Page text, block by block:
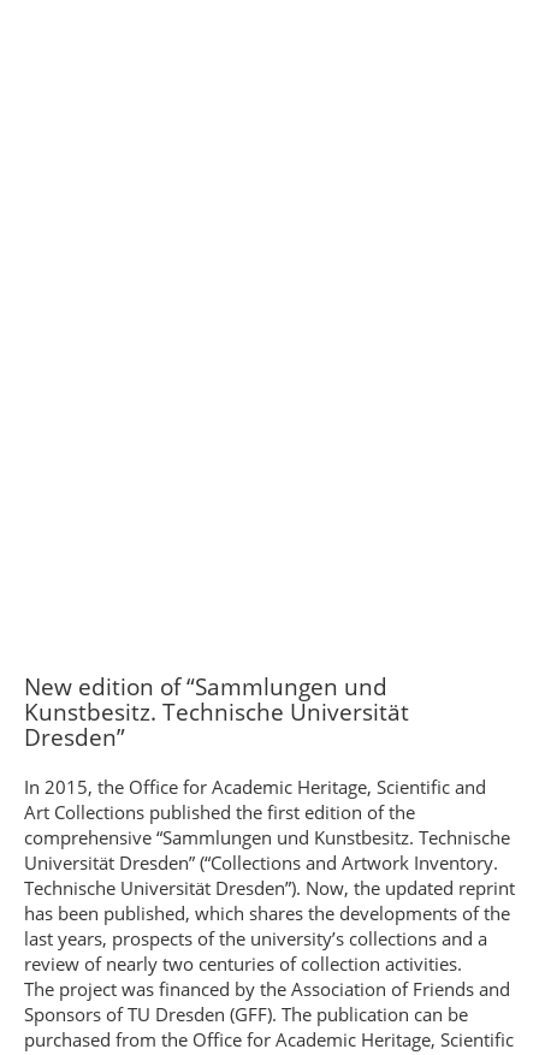
New edition of “Sammlungen und
Kunstbesitz. Technische Universität
Dresden”
In 2015, the Office for Academic Heritage, Scientific and
Art Collections published the first edition of the
comprehensive “Sammlungen und Kunstbesitz. Technische
Universität Dresden” (“Collections and Artwork Inventory.
Technische Universität Dresden”). Now, the updated reprint
has been published, which shares the developments of the
last years, prospects of the university’s collections and a
review of nearly two centuries of collection activities.
The project was financed by the Association of Friends and
Sponsors of TU Dresden (GFF). The publication can be
purchased from the Office for Academic Heritage, Scientific